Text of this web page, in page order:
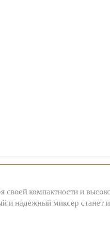
своей компактности и
и надежный миксер